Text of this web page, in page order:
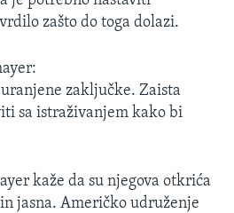
zašto do toga dolazi.
zaključke. Zaista
sa istraživanjem kako bi
kaže da su njegova otkrića
jasna. Američko udruženje